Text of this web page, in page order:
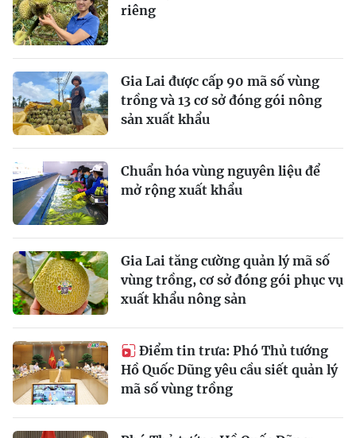
riêng
Gia Lai được cấp 90 mã số vùng
trồng và 13 cơ sở đóng gói nông
sản xuất khẩu
Chuẩn hóa vùng nguyên liệu để
mở rộng xuất khẩu
Gia Lai tăng cường quản lý mã số
vùng trồng, cơ sở đóng gói phục vụ
xuất khẩu nông sản
Điểm tin trưa: Phó Thủ tướng
Hồ Quốc Dũng yêu cầu siết quản lý
mã số vùng trồng